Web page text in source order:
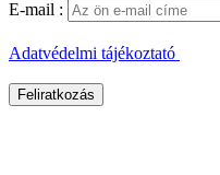
E-mail :
Adatvédelmi tájékoztató